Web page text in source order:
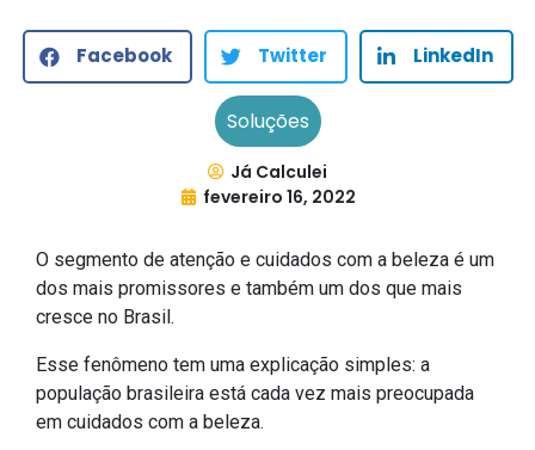
Facebook Twitter LinkedIn
Soluções
Já Calculei
fevereiro 16, 2022
O segmento de atenção e cuidados com a beleza é um
dos mais promissores e também um dos que mais
cresce no Brasil.
Esse fenômeno tem uma explicação simples: a
população brasileira está cada vez mais preocupada
em cuidados com a beleza.